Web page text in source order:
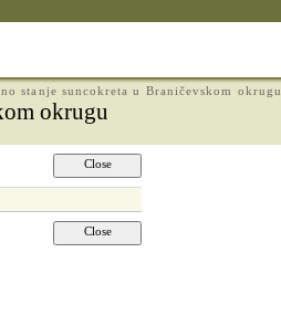
stanje suncokreta u Braničevskom okrugu
okrugu